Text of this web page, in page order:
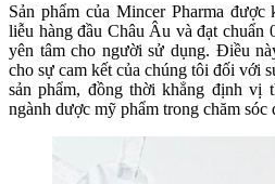
Sản phẩm của Mincer Pharma
liễu hàng đầu Châu Âu và đạt chuẩn
yên tâm cho người sử dụng. Điều
cho sự cam kết của chúng tôi đối với
sản phẩm, đồng thời khẳng định vị
ngành dược mỹ phẩm trong chăm sóc